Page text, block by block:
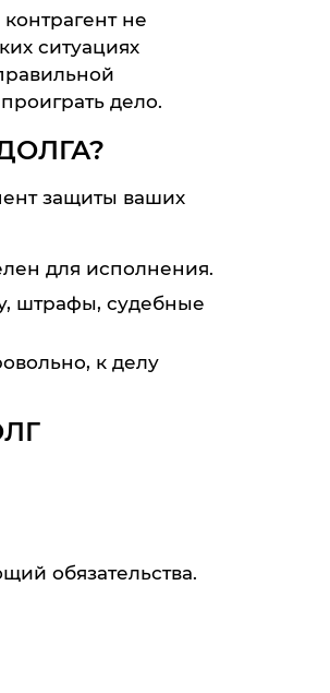
не
ситуациях
дело.
защиты ваших
для исполнения.
штрафы, судебные
к делу
обязательства.